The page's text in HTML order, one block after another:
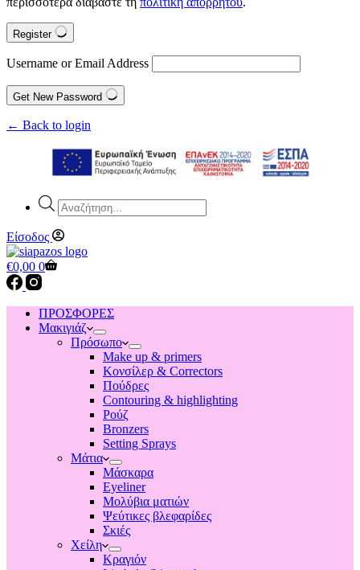
Register
Username or Email Address
Get New Password
← Back to login
Products
search
Είσοδος
Shopping
cart
€0,00 0
ΠΡΟΣΦΟΡΕΣ
Μακιγιάζ
Πρόσωπο
Make up & primers
Κονσίλερ & Correctors
Πούδρες
Contouring & highlighting
Ρούζ
Bronzers
Setting Sprays
Μάτια
Μάσκαρα
Eyeliner
Μολύβια ματιών
Ψεύτικες βλεφαρίδες
Σκιές
Χείλη
Κραγιόν